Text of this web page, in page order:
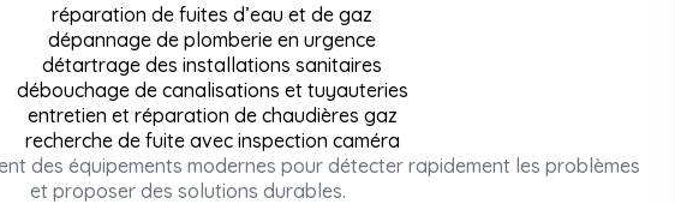
réparation de fuites d’eau et de gaz
dépannage de plomberie en urgence
détartrage des installations sanitaires
débouchage de canalisations et tuyauteries
entretien et réparation de chaudières gaz
recherche de fuite avec inspection caméra
des équipements modernes pour détecter rapidement les problèmes
et proposer des solutions durables.